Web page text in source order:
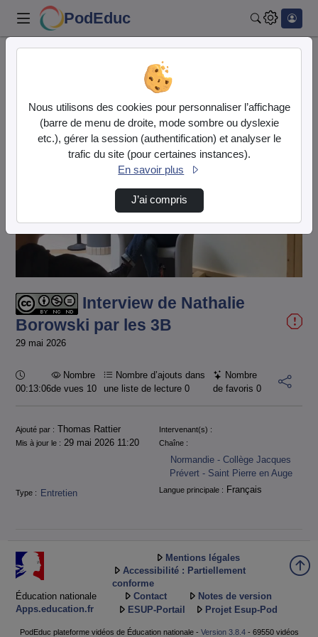
PodEduc
Interview de Nathalie Borowski par les 3B
Lire
la
vidéo
Interview de Nathalie
Borowski par les 3B
29 mai 2026
Durée :
00:13:06
Nombre
de vues 10
Nombre d’ajouts dans
une liste de lecture0
Nombre
de favoris 0
Informations
Ajouté par : Thomas Rattier
Intervenant(s) :
Mis à jour le : 29 mai 2026 11:20 Chaîne :
Normandie - Collège Jacques
Prévert - Saint Pierre en Auge
Type : Entretien Langue principale : Français
Éducation nationale
Apps.education.fr
Mentions légales
Accessibilité : Partiellement
conforme
Contact
Notes de version
ESUP-Portail
Projet Esup-Pod
PodEduc plateforme vidéos de Éducation nationale - Version 3.8.4- 69550 vidéos
Nous utilisons des cookies pour personnaliser l’affichage
(barre de menu de droite, mode sombre ou dyslexie
etc.), gérer la session (authentification) et analyser le
trafic du site (pour certaines instances).
En savoir plus
J’ai compris